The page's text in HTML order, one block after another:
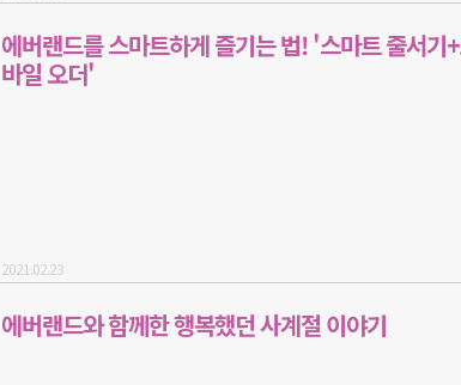
에버랜드를 스마트하게 즐기는 법! '스마트 줄서기
바일 오더'
2021.02.23
에버랜드와 함께한 행복했던 사계절 이야기